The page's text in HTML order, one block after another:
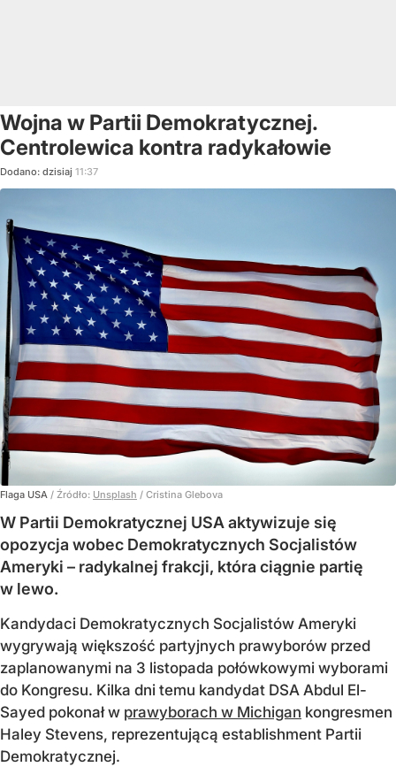
Wojna w Partii Demokratycznej.
Centrolewica kontra radykałowie
Dodano: dzisiaj 11:37
Flaga USA / Źródło: Unsplash / Cristina Glebova
W Partii Demokratycznej USA aktywizuje się
opozycja wobec Demokratycznych Socjalistów
Ameryki – radykalnej frakcji, która ciągnie partię
w lewo.
Kandydaci Demokratycznych Socjalistów Ameryki
wygrywają większość partyjnych prawyborów przed
zaplanowanymi na 3 listopada połówkowymi wyborami
do Kongresu. Kilka dni temu kandydat DSA Abdul El-
Sayed pokonał w prawyborach w Michigan kongresmen
Haley Stevens, reprezentującą establishment Partii
Demokratycznej.